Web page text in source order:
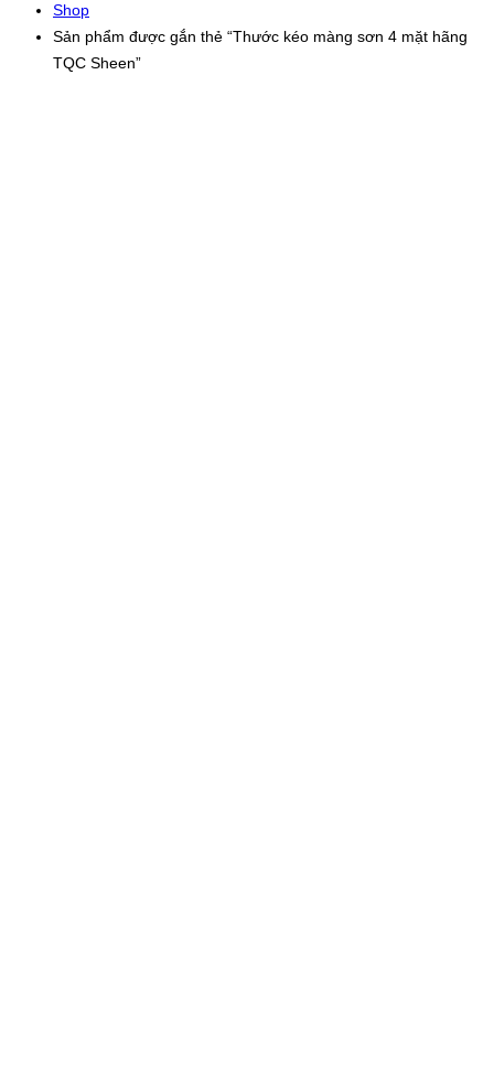
Shop
Sản phẩm được gắn thẻ “Thước kéo màng sơn 4 mặt hãng
TQC Sheen”